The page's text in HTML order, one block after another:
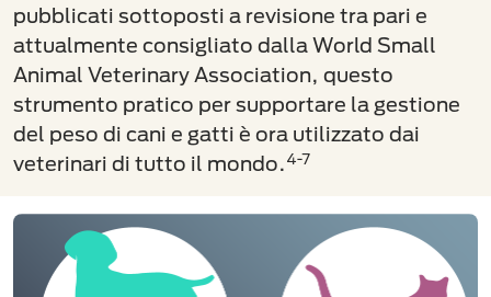
pubblicati sottoposti a revisione tra pari e
attualmente consigliato dalla World Small
Animal Veterinary Association, questo
strumento pratico per supportare la gestione
del peso di cani e gatti è ora utilizzato dai
veterinari di tutto il mondo.4-7